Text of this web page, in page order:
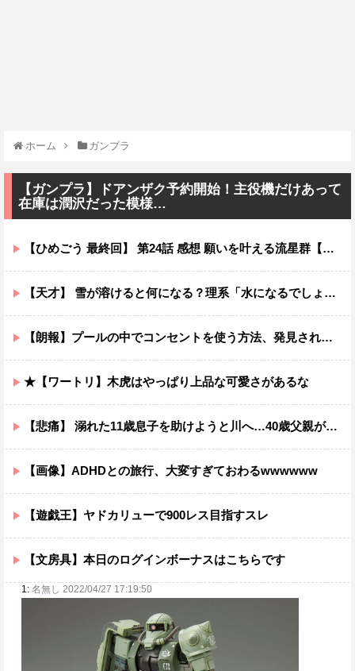
ホーム ガンプラ
【ガンプラ】ドアンザク予約開始！主役機だけあって
在庫は潤沢だった模様…
【ひめごう 最終回】 第24話 感想 願いを叶える流星群【姫様“拷問”の時間です 2期】
【天才】 雪が溶けると何になる？理系「水になるでしょw」文系ワイ「はぁ～…」→結果ｗｗｗ
【朗報】プールの中でコンセントを使う方法、発見されるｗｗｗｗ
★【ワートリ】木虎はやっぱり上品な可愛さがあるな
【悲痛】 溺れた11歳息子を助けようと川へ…40歳父親が死亡 息子は母親が救助 愛知
【画像】ADHDとの旅行、大変すぎておわるwwwwww
【遊戯王】ヤドカリューで900レス目指すスレ
【文房具】本日のログインボーナスはこちらです
1: 名無し 2022/04/27 17:19:50